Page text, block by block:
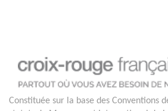
Constituée sur la base des Conventions